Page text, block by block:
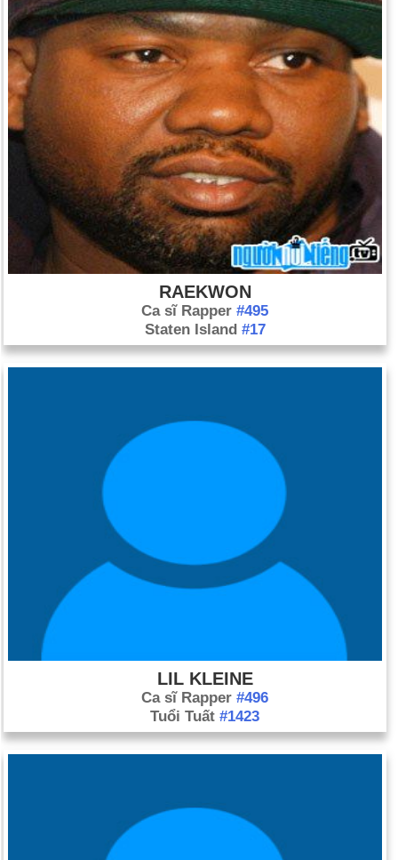
RAEKWON
Ca sĩ Rapper #495
Staten Island #17
LIL KLEINE
Ca sĩ Rapper #496
Tuổi Tuất #1423